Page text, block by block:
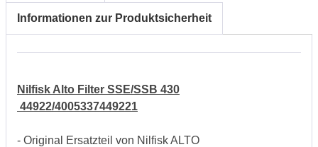
Informationen zur Produktsicherheit
Nilfisk Alto Filter SSE/SSB 430
44922/4005337449221
- Original Ersatzteil von Nilfisk ALTO